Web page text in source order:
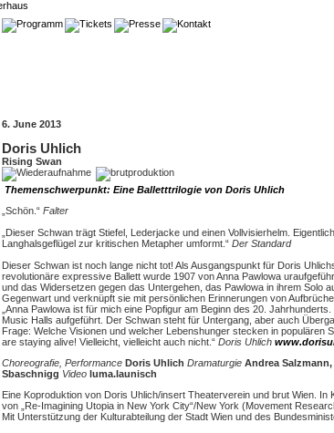
6. June 2013
Doris Uhlich
Rising Swan
Themenschwerpunkt: Eine Balletttrilogie von Doris Uhlich
„Schön.“ Falter
„Dieser Schwan trägt Stiefel, Lederjacke und einen Vollvisierhelm.
Langhalsgeflügel zur kritischen Metapher umformt.“ Der Standard
Dieser Schwan ist noch lange nicht tot! Als Ausgangspunkt für Doris
revolutionäre expressive Ballett wurde 1907 von Anna Pawlowa
und das Widersetzen gegen das Untergehen, das Pawlowa in ihrem Solo
Gegenwart und verknüpft sie mit persönlichen Erinnerungen von
„Anna Pawlowa ist für mich eine Popfigur am Beginn des 20. Jahrhunderts.
Music Halls aufgeführt. Der Schwan steht für Untergang, aber auch
Frage: Welche Visionen und welcher Lebenshunger stecken in
are staying alive! Vielleicht, vielleicht auch nicht.“ Doris Uhlich
Choreografie, Performance Doris Uhlich Dramaturgie Andrea
Sbaschnigg Video luma.launisch
Eine Koproduktion von Doris Uhlich/insert Theaterverein und brut Wien.
von „Re-Imagining Utopia in New York City“/New York (Movement
Mit Unterstützung der Kulturabteilung der Stadt Wien und des